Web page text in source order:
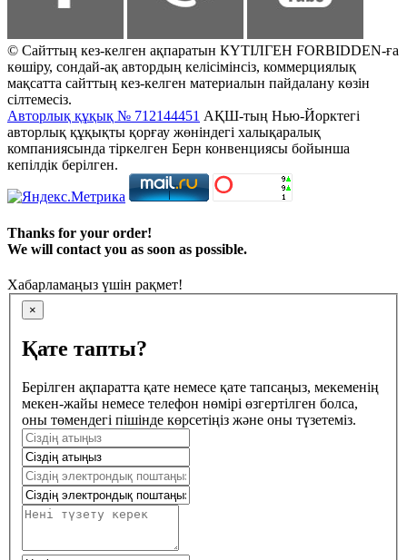
© Сайттың кез-келген ақпаратын КҮТІЛГЕН FORBIDDEN-ға
көшіру, сондай-ақ автордың келісімінсіз, коммерциялық
мақсатта сайттың кез-келген материалын пайдалану көзін
сілтемесіз.
Авторлық құқық № 712144451 АҚШ-тың Нью-Йорктегі
авторлық құқықты қорғау жөніндегі халықаралық
компаниясында тіркелген Берн конвенциясы бойынша
кепілдік берілген.
Thanks for your order!
We will contact you as soon as possible.
Хабарламаңыз үшін рақмет!
×
Қате тапты?
Берілген ақпаратта қате немесе қате тапсаңыз, мекеменің
мекен-жайы немесе телефон нөмірі өзгертілген болса,
оны төмендегі пішінде көрсетіңіз және оны түзетеміз.